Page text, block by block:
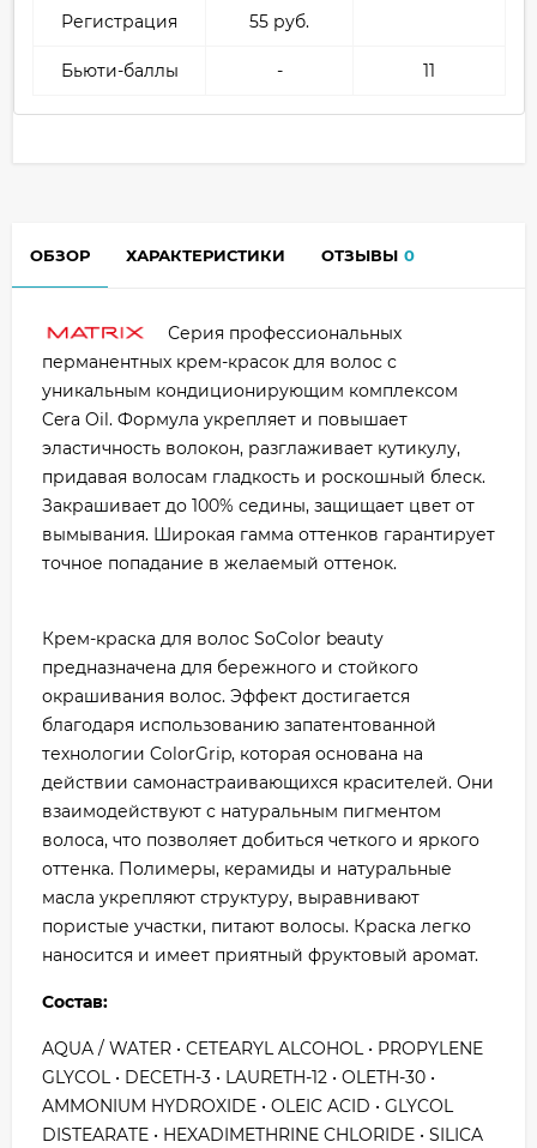
Регистрация 55 руб.
Бьюти-баллы - 11
ОБЗОР ХАРАКТЕРИСТИКИ ОТЗЫВЫ 0
Серия профессиональных
перманентных крем-красок для волос с
уникальным кондиционирующим комплексом
Cera Oil. Формула укрепляет и повышает
эластичность волокон, разглаживает кутикулу,
придавая волосам гладкость и роскошный блеск.
Закрашивает до 100% седины, защищает цвет от
вымывания. Широкая гамма оттенков гарантирует
точное попадание в желаемый оттенок.
Крем-краска для волос SoColor beauty
предназначена для бережного и стойкого
окрашивания волос. Эффект достигается
благодаря использованию запатентованной
технологии ColorGrip, которая основана на
действии самонастраивающихся красителей. Они
взаимодействуют с натуральным пигментом
волоса, что позволяет добиться четкого и яркого
оттенка. Полимеры, керамиды и натуральные
масла укрепляют структуру, выравнивают
пористые участки, питают волосы. Краска легко
наносится и имеет приятный фруктовый аромат.
Состав:
AQUA / WATER • CETEARYL ALCOHOL • PROPYLENE
GLYCOL • DECETH-3 • LAURETH-12 • OLETH-30 •
AMMONIUM HYDROXIDE • OLEIC ACID • GLYCOL
DISTEARATE • HEXADIMETHRINE CHLORIDE • SILICA